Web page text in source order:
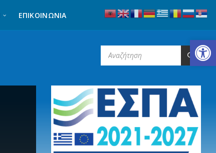
Ανοίξτε τη γραμμή εργαλείων
ΕΠΙΚΟΙΝΩΝΊΑ